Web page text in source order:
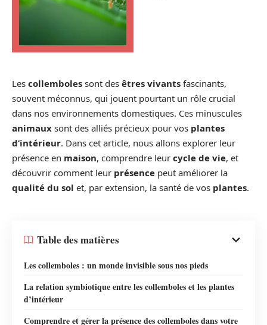
Les collemboles sont des êtres vivants fascinants,
souvent méconnus, qui jouent pourtant un rôle crucial
dans nos environnements domestiques. Ces minuscules
animaux sont des alliés précieux pour vos plantes
d’intérieur. Dans cet article, nous allons explorer leur
présence en maison, comprendre leur cycle de vie, et
découvrir comment leur présence peut améliorer la
qualité du sol et, par extension, la santé de vos plantes.
Table des matières
Les collemboles : un monde invisible sous nos pieds
La relation symbiotique entre les collemboles et les plantes
d’intérieur
Comprendre et gérer la présence des collemboles dans votre